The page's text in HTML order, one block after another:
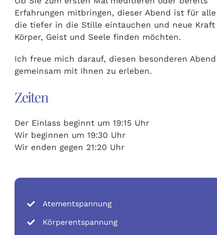
Erfahrungen mitbringen, dieser Abend ist für
die tiefer in die Stille eintauchen und neue
Körper, Geist und Seele finden möchten.
Ich freue mich darauf, diesen besonderen Abend
gemeinsam mit Ihnen zu erleben.
Zeiten
Der Einlass beginnt um 19:15 Uhr
Wir beginnen um 19:30 Uhr
Wir enden gegen 21:20 Uhr
Atementspannung
Körperentspannung